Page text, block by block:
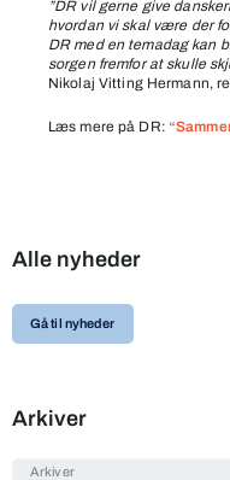
”DR vil gerne give
hvordan vi skal være der
DR med en temadag kan
sorgen fremfor at skulle
Nikolaj Vitting Hermann,
Læs mere på DR:
Alle nyheder
Gå til nyheder
Arkiver
Arkiver